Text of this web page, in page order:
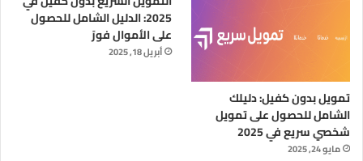
تمويل بدون كفيل: دليلك
الشامل للحصول على تمويل
شخصي سريع في 2025
مايو 24, 2025
2025: الدليل الشامل للحصول
على الأموال فورً
أبريل 18, 2025